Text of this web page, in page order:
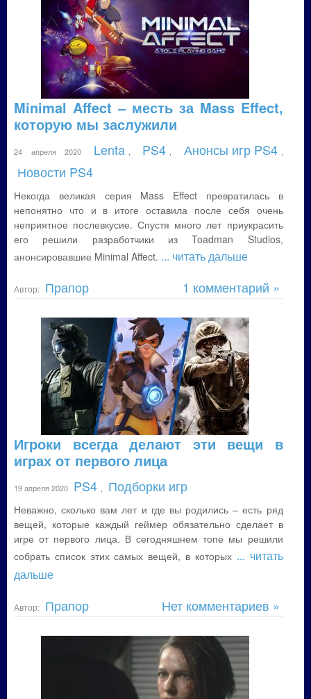
Minimal Affect – месть за Mass Effect,
которую мы заслужили
24 апреля 2020 Lenta PS4 Анонсы игр PS4
Новости PS4
Некогда великая серия Mass Effect превратилась в
непонятно что и в итоге оставила после себя очень
неприятное послевкусие. Спустя много лет приукрасить
его решили разработчики из Toadman Studios,
анонсировавшие Minimal Affect. ... читать дальше
Автор: Прапор 1 комментарий »
Игроки всегда делают эти вещи в
играх от первого лица
19 апреля 2020 PS4 Подборки игр
Неважно, сколько вам лет и где вы родились – есть ряд
вещей, которые каждый геймер обязательно сделает в
игре от первого лица. В сегодняшнем топе мы решили
собрать список этих самых вещей, в которых ... читать
дальше
Автор: Прапор Нет комментариев »